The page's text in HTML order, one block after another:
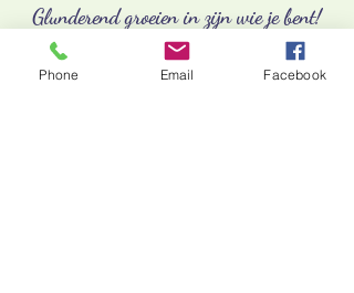
Glunderend groeien in zijn wie je bent!
Phone Email Facebook